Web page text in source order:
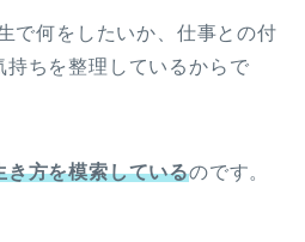
で何をしたいか、仕事との付
持ちを整理しているからで
き方を模索しているのです。